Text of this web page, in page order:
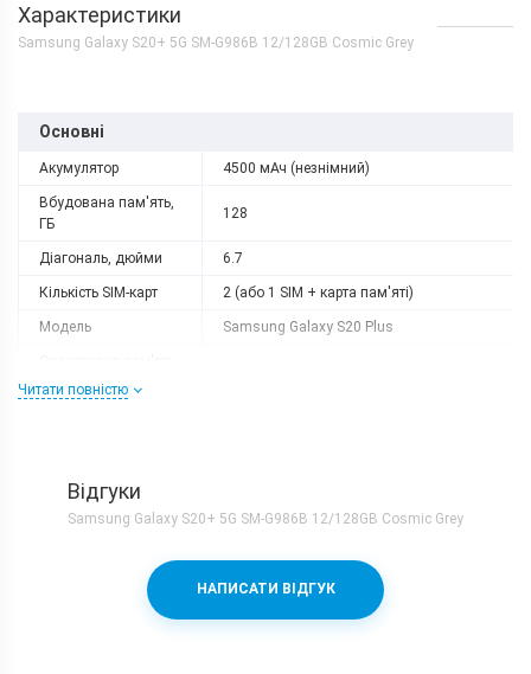
Характеристики
Samsung Galaxy S20+ 5G SM-G986B 12/128GB Cosmic Grey
Основні
Акумулятор 4500 мАч (незнімний)
Вбудована пам'ять,
ГБ
128
Діагональ, дюйми 6.7
Кількість SIM-карт 2 (або 1 SIM + карта пам'яті)
Модель Samsung Galaxy S20 Plus
ГБ
Тип матриці
Процесор
8
Samsung Exynos 990 + Mali-G77MP11
Читати повністю
Відгуки
Samsung Galaxy S20+ 5G SM-G986B 12/128GB Cosmic Grey
НАПИСАТИ ВІДГУК